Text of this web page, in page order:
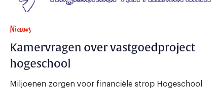
Nieuws
Kamervragen over vastgoedproject
hogeschool
Miljoenen zorgen voor financiële strop Hogeschool